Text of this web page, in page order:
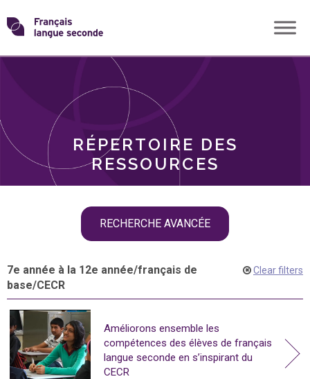
Skip
toTransformons
langue
RÉPERTOIRE DES
RESSOURCES
RECHERCHE AVANCÉE
THÈMES
7e année à la 12e année/français de
base/CECR
Clear filters
Améliorons ensemble les
compétences des élèves de français
langue seconde en s’inspirant du
CECR